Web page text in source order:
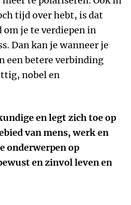
tijd over hebt, is dat
om je te verdiepen in
Dan kan je wanneer je
een betere verbinding
nobel en
en legt zich toe op
van mens, werk en
onderwerpen op
en zinvol leven en